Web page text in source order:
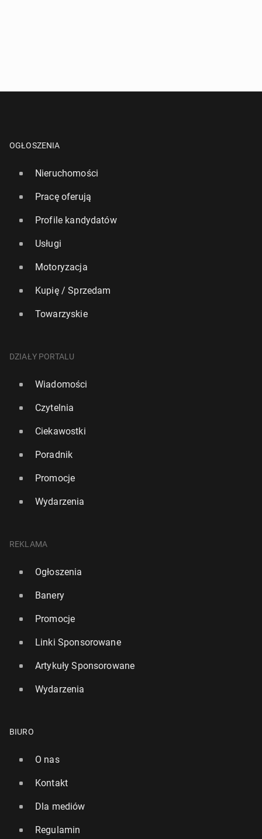
OGŁOSZENIA
Nieruchomości
Pracę oferują
Profile kandydatów
Usługi
Motoryzacja
Kupię / Sprzedam
Towarzyskie
DZIAŁY PORTALU
Wiadomości
Czytelnia
Ciekawostki
Poradnik
Promocje
Wydarzenia
REKLAMA
Ogłoszenia
Banery
Promocje
Linki Sponsorowane
Artykuły Sponsorowane
Wydarzenia
BIURO
O nas
Kontakt
Dla mediów
Regulamin